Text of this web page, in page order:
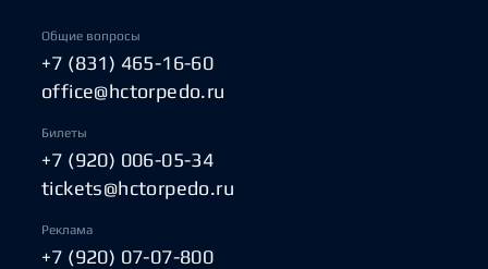
Общие вопросы
+7 (831) 465-16-60
office@hctorpedo.ru
Билеты
+7 (920) 006-05-34
tickets@hctorpedo.ru
Реклама
+7 (920) 07-07-800